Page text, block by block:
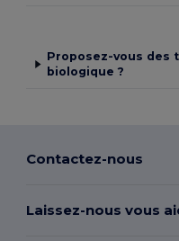
Proposez-vous des
biologique ?
Contactez-nous
Laissez-nous vous